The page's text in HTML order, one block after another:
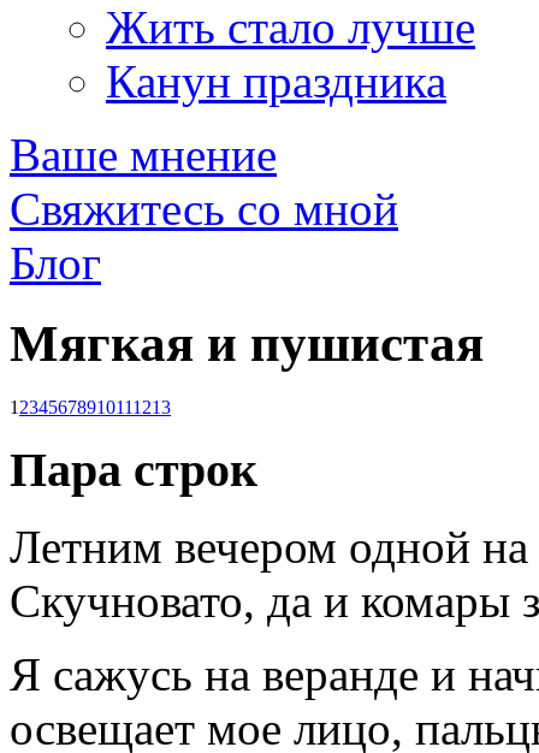
Жить стало лучше
Канун праздника
Ваше мнение
Свяжитесь со мной
Блог
Мягкая и пушистая
1 2345678910111213
Пара строк
Летним вечером одной на
Скучновато, да и комары
Я сажусь на веранде и
освещает мое лицо,